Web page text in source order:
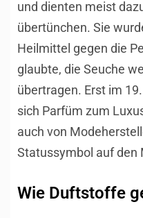
und dienten meist
übertünchen. Sie
Heilmittel gegen die
glaubte, die Seuche
übertragen. Erst im
sich Parfüm zum
auch von
Statussymbol auf den
Wie Duftstoffe